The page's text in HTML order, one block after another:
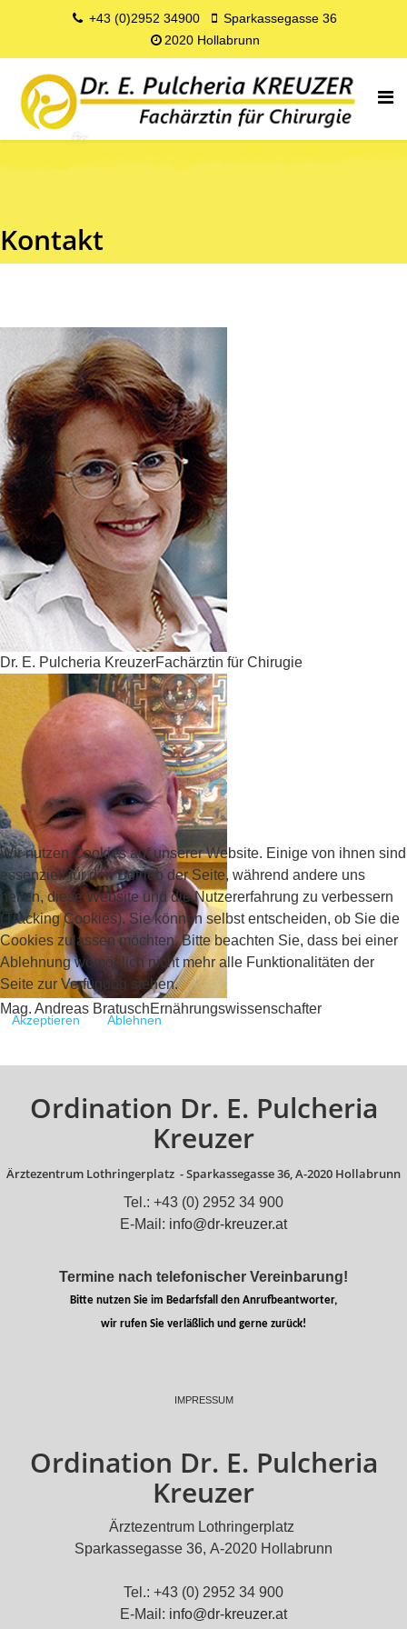
+43 (0)2952 34900
Sparkassegasse 36
2020 Hollabrunn
Kontakt
Dr. E. Pulcheria KreuzerFachärztin für Chirugie
Mag. Andreas BratuschErnährungswissenschafter
Ordination Dr. E. Pulcheria
Kreuzer
Ärztezentrum Lothringerplatz -Sparkassegasse 36, A-2020 Hollabrunn
Tel.: +43 (0) 2952 34 900
E-Mail: info@dr-kreuzer.at
Termine nach telefonischer Vereinbarung!
Bitte nutzen Sie im Bedarfsfall den Anrufbeantworter,
wir rufen Sie verläßlich und gerne zurück!
IMPRESSUM
Ordination Dr. E. Pulcheria
Kreuzer
Ärztezentrum Lothringerplatz
Sparkassegasse 36, A-2020 Hollabrunn
Tel.: +43 (0) 2952 34 900
E-Mail: info@dr-kreuzer.at
Wir nutzen Cookies auf unserer Website. Einige von ihnen sind
essenziell für den Betrieb der Seite, während andere uns
helfen, diese Website und die Nutzererfahrung zu verbessern
(Tracking Cookies). Sie können selbst entscheiden, ob Sie die
Cookies zulassen möchten. Bitte beachten Sie, dass bei einer
Ablehnung womöglich nicht mehr alle Funktionalitäten der
Seite zur Verfügung stehen.
Akzeptieren Ablehnen